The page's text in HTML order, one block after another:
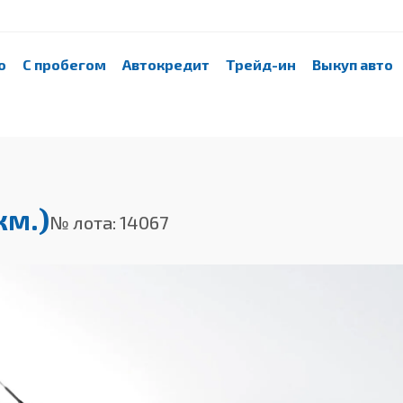
С пробегом Автокредит Трейд-ин Выкуп авто
№ лота: 14067